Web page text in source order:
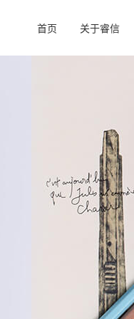
首页 关于睿信